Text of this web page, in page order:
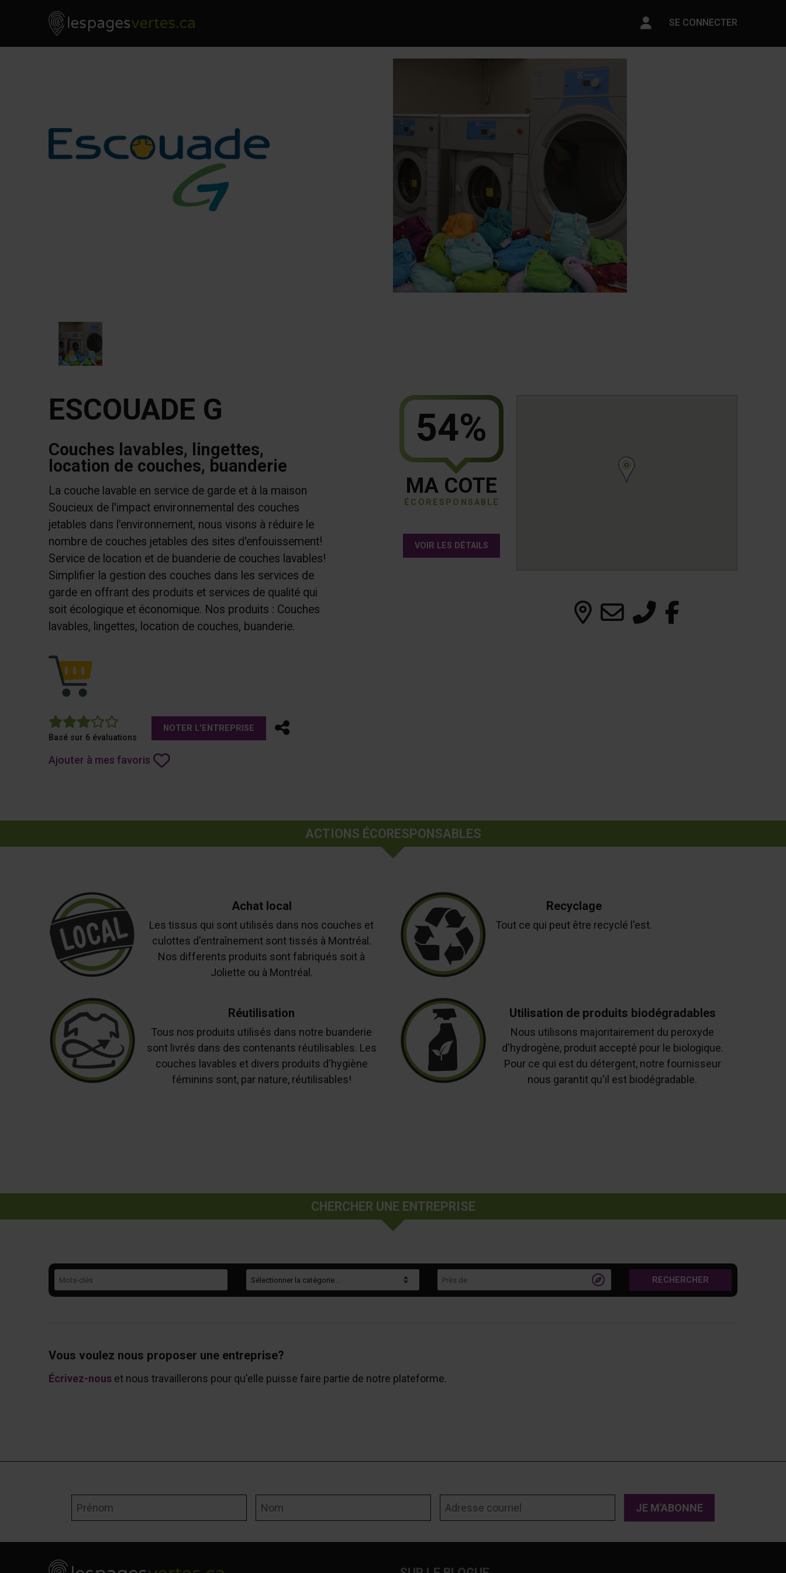
Skip to contentLes Pages Vertes - Go to homepage
Paramètres du compte
SE CONNECTER
ESCOUADE G
Couches lavables, lingettes,
location de couches, buanderie
La couche lavable en service de garde et à la maison
Soucieux de l'impact environnemental des couches
jetables dans l'environnement, nous visons à réduire le
nombre de couches jetables des sites d'enfouissement!
Service de location et de buanderie de couches lavables!
Simplifier la gestion des couches dans les services de
garde en offrant des produits et services de qualité qui
soit écologique et économique. Nos produits : Couches
lavables, lingettes, location de couches, buanderie.
2.3
Basé sur 6 évaluations
NOTER L'ENTREPRISE Partager
Ajouter à mes favoris
54%
MA COTE
ÉCORESPONSABLE
VOIR LES DÉTAILS
ACTIONS ÉCORESPONSABLES
Achat local
Les tissus qui sont utilisés dans nos couches et
culottes d'entraînement sont tissés à Montréal.
Nos differents produits sont fabriqués soit à
Joliette ou à Montréal.
Recyclage
Tout ce qui peut être recyclé l'est.
Réutilisation
Tous nos produits utilisés dans notre buanderie
sont livrés dans des contenants réutilisables. Les
couches lavables et divers produits d'hygiène
féminins sont, par nature, réutilisables!
Utilisation de produits biodégradables
Nous utilisons majoritairement du peroxyde
d'hydrogène, produit accepté pour le biologique.
Pour ce qui est du détergent, notre fournisseur
nous garantit qu'il est biodégradable.
CHERCHER UNE ENTREPRISE
 RECHERCHER
Vous voulez nous proposer une entreprise?
Écrivez-nouset nous travaillerons pour qu'elle puisse faire partie de notre plateforme.